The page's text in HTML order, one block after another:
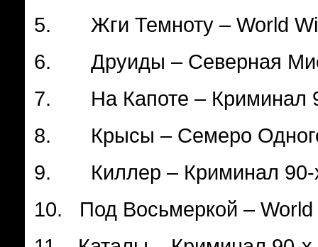
5. Жги Темноту – World
6. Друиды – Северная
7. На Капоте – Криминал
8. Крысы – Семеро
9. Киллер – Криминал 90-
10. Под Восьмеркой – World